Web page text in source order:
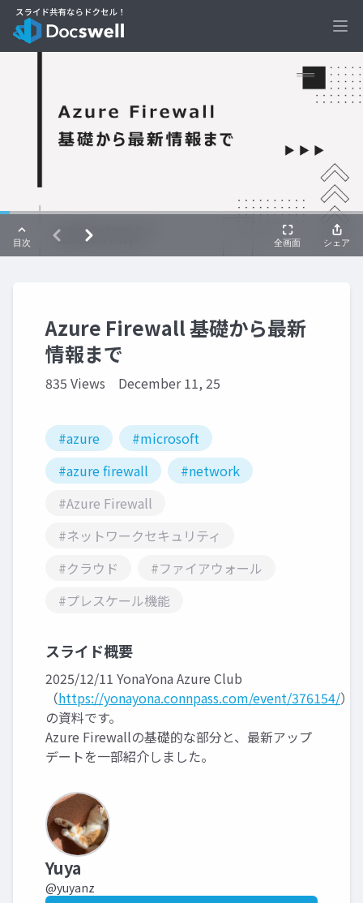
Azure Firewall 基礎から最新
情報まで
835 Views December 11, 25
#azure
#microsoft
#azure firewall
#network
#Azure Firewall
#ネットワークセキュリティ
#クラウド
#ファイアウォール
#プレスケール機能
スライド概要
2025/12/11 YonaYona Azure Club
（https://yonayona.connpass.com/event/376154/）
の資料です。
Azure Firewallの基礎的な部分と、最新アップ
デートを一部紹介しました。
Yuya
@yuyanz